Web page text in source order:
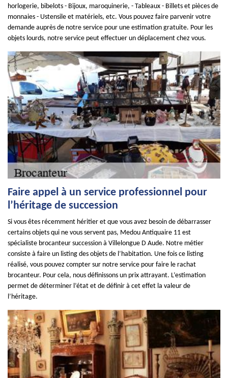
horlogerie, bibelots - Bijoux, maroquinerie, - Tableaux - Billets et pièces de
monnaies - Ustensile et matériels, etc. Vous pouvez faire parvenir votre
demande auprès de notre service pour une estimation gratuite. Pour les
objets lourds, notre service peut effectuer un déplacement chez vous.
Faire appel à un service professionnel pour
l’héritage de succession
Si vous êtes récemment héritier et que vous avez besoin de débarrasser
certains objets qui ne vous servent pas, Medou Antiquaire 11 est
spécialiste brocanteur succession à Villelongue D Aude. Notre métier
consiste à faire un listing des objets de l’habitation. Une fois ce listing
réalisé, vous pouvez compter sur notre service pour faire le rachat
brocanteur. Pour cela, nous définissons un prix attrayant. L’estimation
permet de déterminer l’état et de définir à cet effet la valeur de
l’héritage.